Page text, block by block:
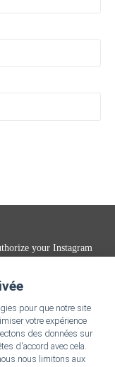
your Instagram
pour que notre site
votre expérience
des données sur
d'accord avec cela.
nous limitons aux